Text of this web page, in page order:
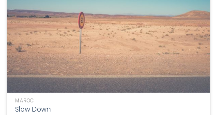
MAROC
Slow Down